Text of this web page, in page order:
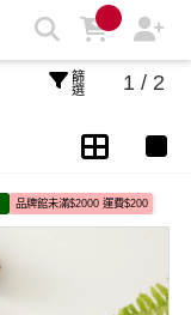
篩選 1 / 2
品牌館未滿$2000 運費$200